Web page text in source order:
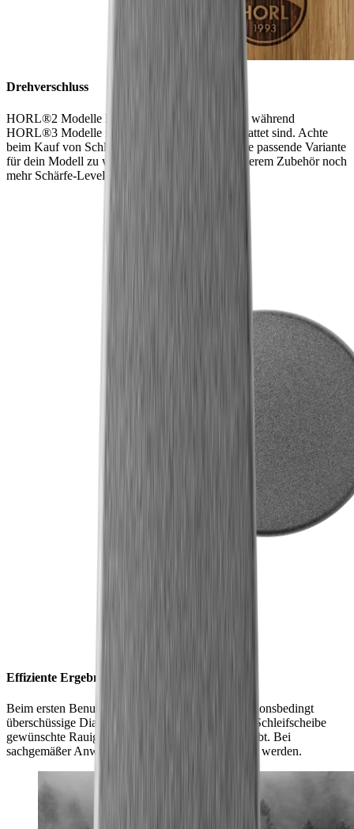
Drehverschluss
HORL®2 Modelle haben einen Drehverschluss, während
HORL®3 Modelle mit dem Quick Lock ausgestattet sind. Achte
beim Kauf von Schleifscheiben immer darauf, die passende Variante
für dein Modell zu wählen. So kannst du mit unserem Zubehör noch
mehr Schärfe-Level entdecken.
Effiziente Ergebnisse wieder und wieder
Beim ersten Benutzen lösen sich einmalig produktionsbedingt
überschüssige Diamantpartikel. Danach weist die Schleifscheibe
gewünschte Rauigkeit auf, die fortan bestehen bleibt. Bei
sachgemäßer Anwendung muss sie nicht getauscht werden.